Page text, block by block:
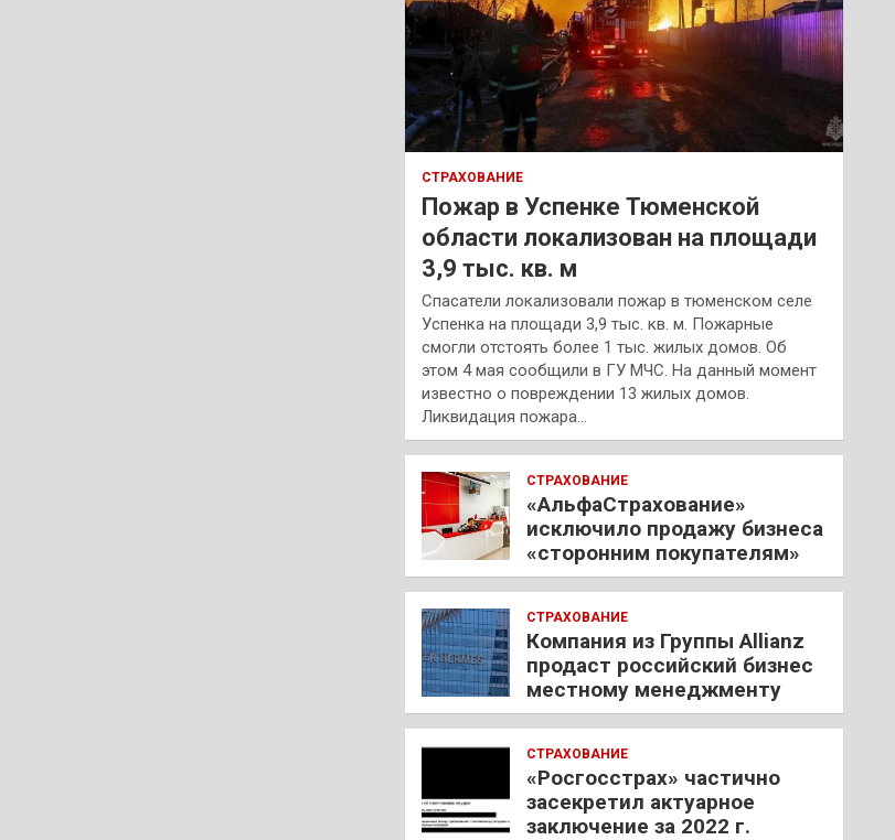
СТРАХОВАНИЕ
Пожар в Успенке Тюменской
области локализован на площади
3,9 тыс. кв. м
Спасатели локализовали пожар в тюменском селе
Успенка на площади 3,9 тыс. кв. м. Пожарные
смогли отстоять более 1 тыс. жилых домов. Об
этом 4 мая сообщили в ГУ МЧС. На данный момент
известно о повреждении 13 жилых домов.
Ликвидация пожара…
СТРАХОВАНИЕ
«АльфаСтрахование»
исключило продажу бизнеса
«сторонним покупателям»
СТРАХОВАНИЕ
Компания из Группы Allianz
продаст российский бизнес
местному менеджменту
СТРАХОВАНИЕ
«Росгосстрах» частично
засекретил актуарное
заключение за 2022 г.